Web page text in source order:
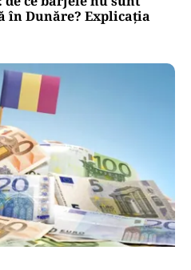
în Dunăre? Explicația